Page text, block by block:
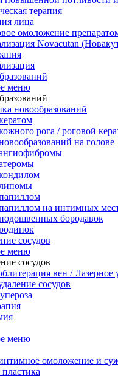
терапия
лица
омоложение
Novacutan
меню
новообразований
рога / роговой
на голове
на интимных
бородавок
сосудов
меню
сосудов
вен / Лазерное
сосудов
меню
омоложение и